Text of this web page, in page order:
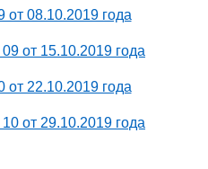
08.10.2019 года
от 15.10.2019 года
22.10.2019 года
от 29.10.2019 года